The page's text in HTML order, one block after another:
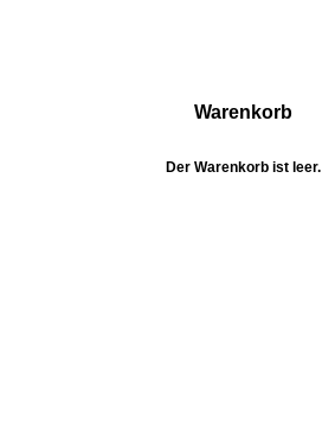
Warenkorb
Der Warenkorb ist leer.